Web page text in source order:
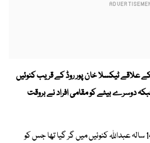
علاقے ٹیکسلا خان پور روڈ کے قریب کنوئیں
دوسرے بیٹے کو مقامی افراد نے بروقت
ترجمان ریسکیو 1122 کا کہنا تھا کہ 14 سالہ عبداللہ کنوئیں میں گر گیا تھا جس کو